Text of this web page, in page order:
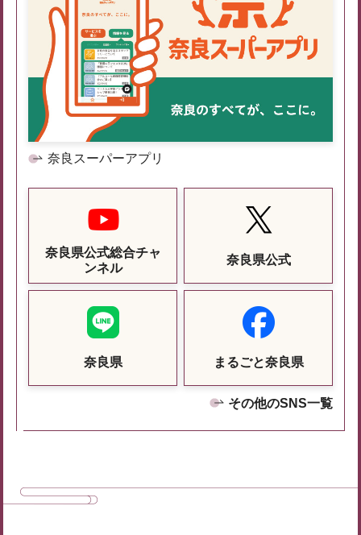
奈良スーパーアプリ
奈良県公式総合チャ
ンネル
奈良県公式
奈良県 まるごと奈良県
その他のSNS一覧